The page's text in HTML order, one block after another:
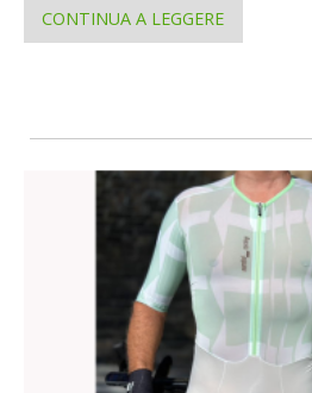
CONTINUA A LEGGERE